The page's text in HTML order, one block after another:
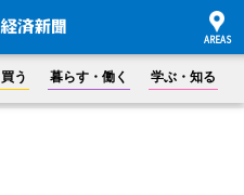
買う 暮らす・働く 学ぶ・知る